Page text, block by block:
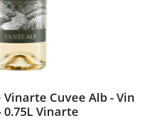
Cuvee Alb - Vin
0.75L Vinarte